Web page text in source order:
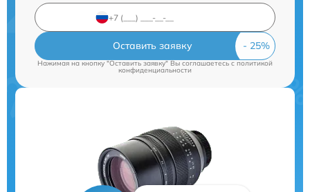
Оставить заявку
Нажимая на кнопку "Оставить заявку" Вы соглашаетесь cполитикой
конфиденциальности